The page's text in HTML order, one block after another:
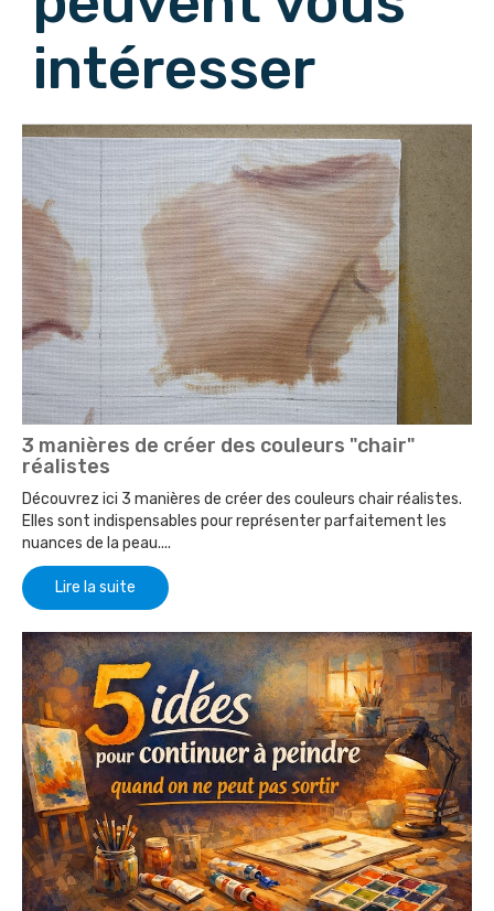
intéresser
3 manières de créer des couleurs "chair"
réalistes
Découvrez ici 3 manières de créer des couleurs chair réalistes.
Elles sont indispensables pour représenter parfaitement les
nuances de la peau....
Lire la suite